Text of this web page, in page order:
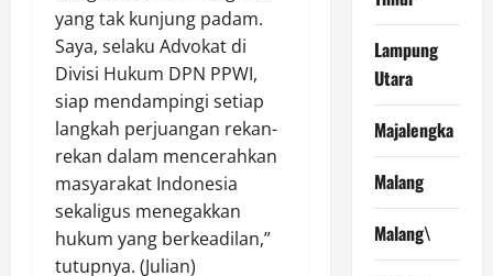
yang tak kunjung padam.
Saya, selaku Advokat di
Divisi Hukum DPN PPWI,
siap mendampingi setiap
langkah perjuangan rekan-
rekan dalam mencerahkan
masyarakat Indonesia
sekaligus menegakkan
hukum yang berkeadilan,”
tutupnya. (Julian)
Lampung
Utara
Majalengka
Malang
Malang\